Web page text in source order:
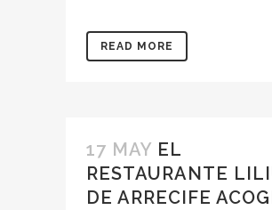
READ MORE
17 MAY EL
RESTAURANTE
DE ARRECIFE